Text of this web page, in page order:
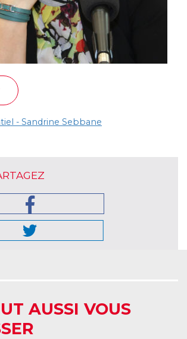
- Sandrine Sebbane
AUSSI VOUS